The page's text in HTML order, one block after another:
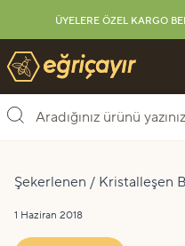
ÜYELERE ÖZEL KARGO
Eğriçayır Organik Arı Ürünleri
Şekerlenen / Kristalleşen
1 Haziran 2018